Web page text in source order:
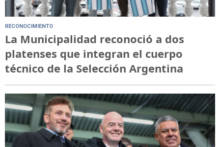
RECONOCIMIENTO
La Municipalidad reconoció a dos
platenses que integran el cuerpo
técnico de la Selección Argentina